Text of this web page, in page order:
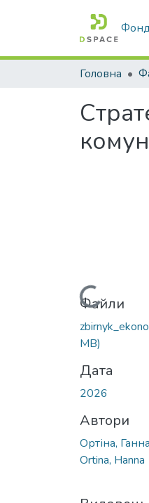
Головна
Вантажиться...Файли
MB)
Дата
2026
Автори
Ортіна,
Ortina, Hanna